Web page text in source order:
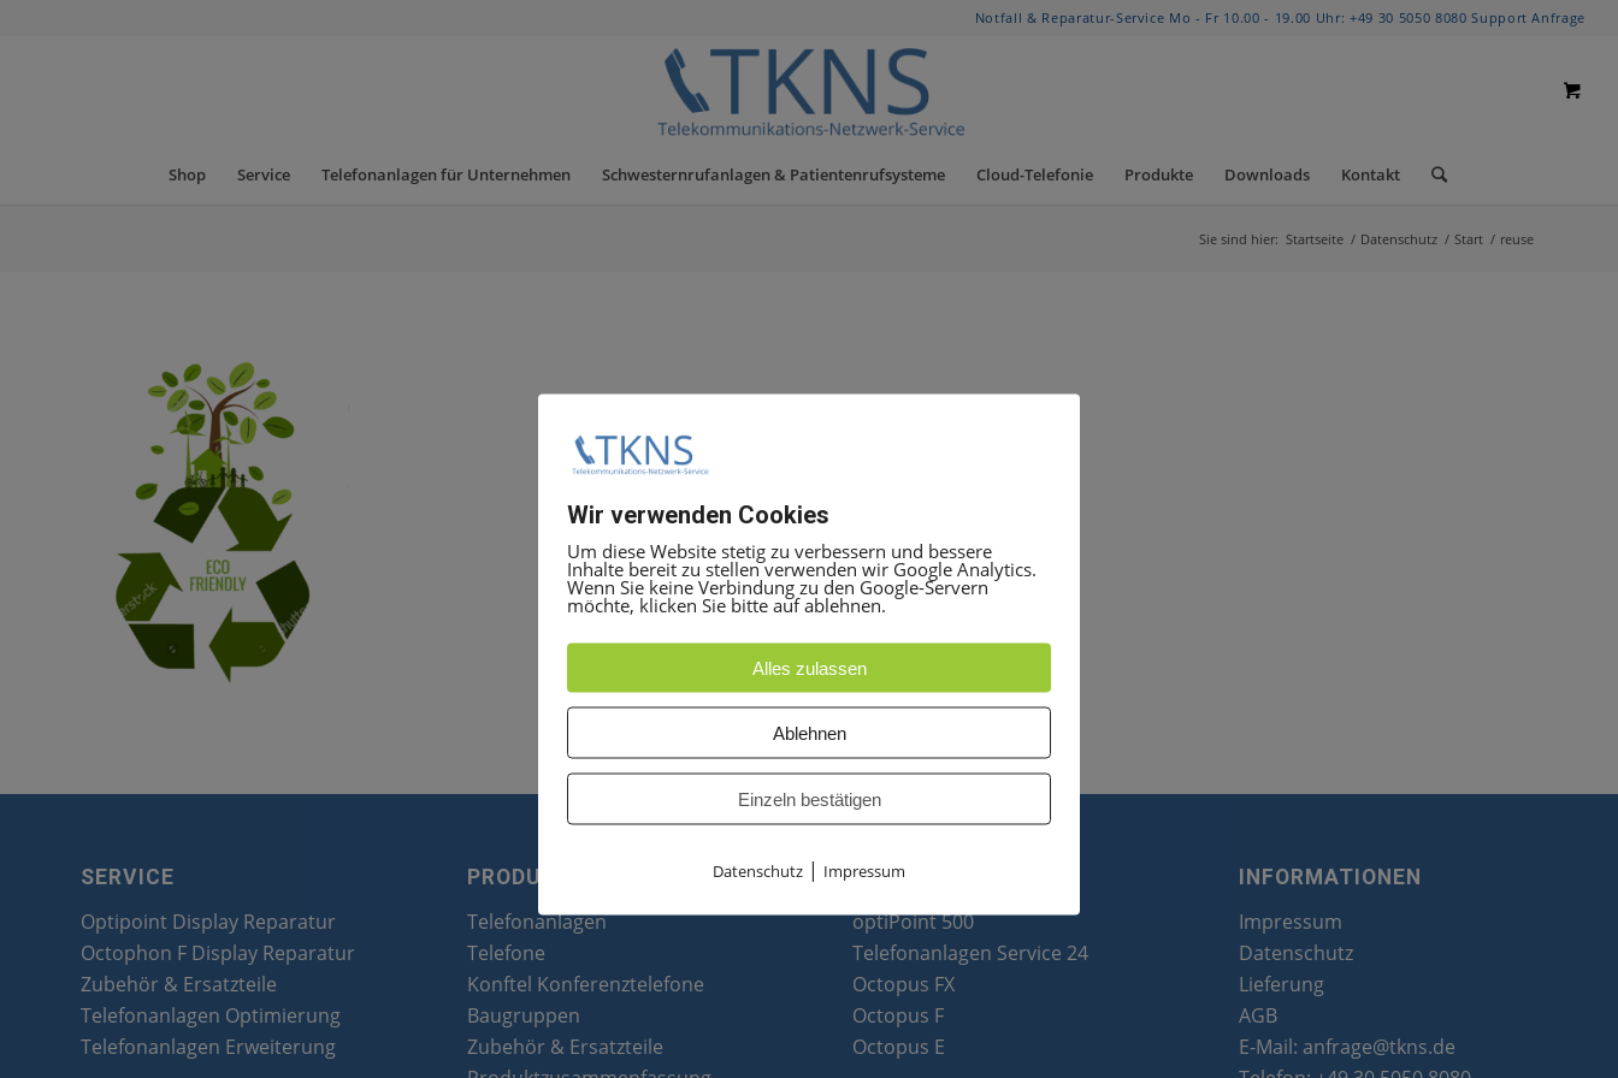
Notfall & Reparatur-Service Mo - Fr 10.00 - 19.00 Uhr: +49 30 5050 8080 Support Anfrage
Shop Service Telefonanlagen für Unternehmen Schwesternrufanlagen & Patientenrufsysteme Cloud-Telefonie Produkte Downloads Kontakt
Sie sind hier: Startseite / Datenschutz / Start / reuse
SERVICE
Optipoint Display Reparatur
Octophon F Display Reparatur
Zubehör & Ersatzteile
Telefonanlagen Optimierung
Telefonanlagen Erweiterung
PRODUKTE
Telefonanlagen
Telefone
Konftel Konferenztelefone
Baugruppen
Zubehör & Ersatzteile
PARTNER
optiPoint 500
Telefonanlagen Service 24
Octopus FX
Octopus F
Octopus E
INFORMATIONEN
Impressum
Datenschutz
Lieferung
AGB
E-Mail: anfrage@tkns.de
Wir verwenden Cookies
Um diese Website stetig zu verbessern und bessere
Inhalte bereit zu stellen verwenden wir Google Analytics.
Wenn Sie keine Verbindung zu den Google-Servern
möchte, klicken Sie bitte auf ablehnen.
Alles zulassen
Ablehnen
Einzeln bestätigen
Datenschutz | Impressum